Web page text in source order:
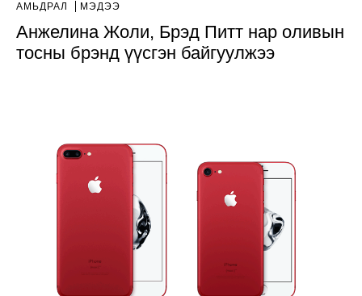
АМЬДРАЛ МЭДЭЭ
Анжелина Жоли, Брэд Питт нар оливын
тосны брэнд үүсгэн байгуулжээ